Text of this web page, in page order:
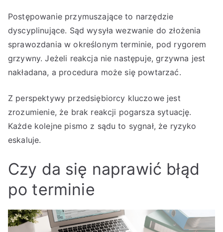
Postępowanie przymuszające to narzędzie
dyscyplinujące. Sąd wysyła wezwanie do złożenia
sprawozdania w określonym terminie, pod rygorem
grzywny. Jeżeli reakcja nie następuje, grzywna jest
nakładana, a procedura może się powtarzać.
Z perspektywy przedsiębiorcy kluczowe jest
zrozumienie, że brak reakcji pogarsza sytuację.
Każde kolejne pismo z sądu to sygnał, że ryzyko
eskaluje.
Czy da się naprawić błąd
po terminie